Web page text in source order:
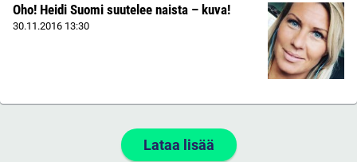
Oho! Heidi Suomi suutelee naista – kuva!
30.11.2016 13:30
Lataa lisää